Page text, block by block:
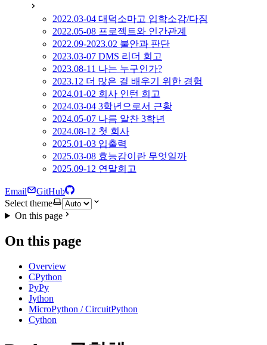
2022.03-04 대덕소마고 입학소감/다짐
2022.05-08 프로젝트와 인간관계
2022.09-2023.02 불안과 판단
2023.03-07 DMS 리더 회고
2023.08-11 나는 누구인가?
2023.12 더 많은 걸 배우기 위한 경험
2024.01-02 회사 인턴 회고
2024.03-04 3학년으로서 근황
2024.05-07 나름 알찬 3학년
2024.08-12 첫 회사
2025.01-03 입출력
2025.03-08 효능감이란 무엇일까
2025.09-12 연말회고
Email
GitHub
Select theme
On this page
On this page
Overview
CPython
PyPy
Jython
MicroPython / CircuitPython
Cython